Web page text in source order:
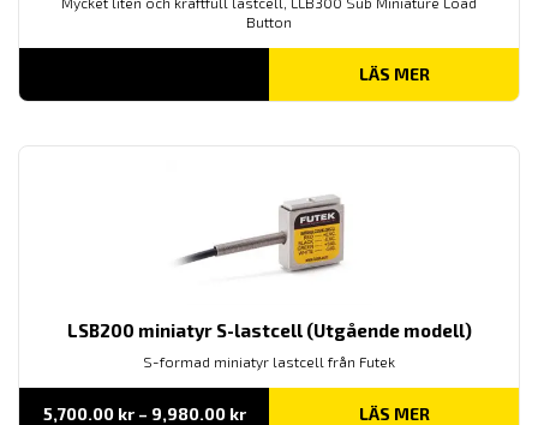
Button
LÄS MER
LSB200 miniatyr S-lastcell (Utgående modell)
S-formad miniatyr lastcell från Futek
5,700.00 kr – 9,980.00 krPrisintervall:
LÄS MER